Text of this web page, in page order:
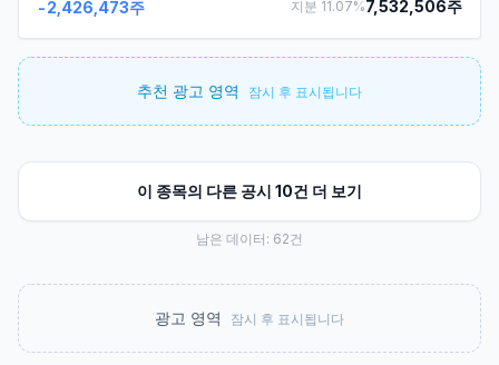
-2,426,473주
지분 11.07%7,532,506주
추천 광고 영역 잠시 후 표시됩니다
이 종목의 다른 공시 10건 더 보기
남은 데이터: 62건
광고 영역 잠시 후 표시됩니다